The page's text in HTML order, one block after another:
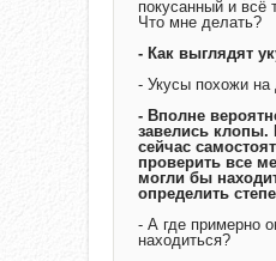
покусанный и всё
Что мне делать?
- Как выглядят
- Укусы похожи на
- Вполне
завелись клопы.
сейчас
проверить все
могли бы
определить
- А где примерно
находиться?